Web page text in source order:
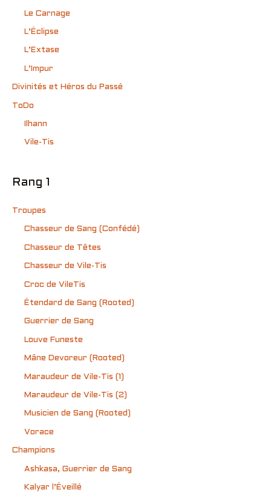
Le Carnage
L’Éclipse
L’Extase
L’Impur
Divinités et Héros du Passé
ToDo
Ilhann
Vile-Tis
Rang 1
Troupes
Chasseur de Sang (Confédé)
Chasseur de Têtes
Chasseur de Vile-Tis
Croc de VileTis
Étendard de Sang (Rooted)
Guerrier de Sang
Louve Funeste
Mâne Devoreur (Rooted)
Maraudeur de Vile-Tis (1)
Maraudeur de Vile-Tis (2)
Musicien de Sang (Rooted)
Vorace
Champions
Ashkasa, Guerrier de Sang
Kalyar l’Éveillé